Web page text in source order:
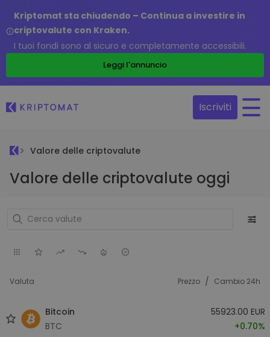
Kriptomat sta chiudendo – Continua a investire in
criptovalute con Kraken.
I tuoi fondi sono al sicuro e completamente accessibili.
Leggi l'annuncio
Iscriviti
Valore delle criptovalute
Valore delle criptovalute oggi
Valuta Prezzo / Cambio 24h
Bitcoin
BTC
55923.00 EUR
+0.70%